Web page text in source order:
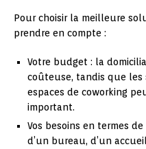
Pour choisir la meilleure
prendre en compte :
Votre budget : la
coûteuse, tandis que les
espaces de coworking
important.
Vos besoins en termes
d’un bureau, d’un